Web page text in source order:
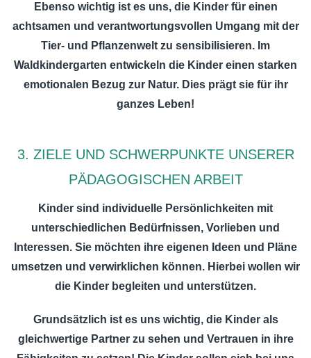
Ebenso wichtig ist es uns, die Kinder für einen
achtsamen und verantwortungsvollen Umgang mit der
Tier- und Pflanzenwelt zu sensibilisieren. Im
Waldkindergarten entwickeln die Kinder einen starken
emotionalen Bezug zur Natur. Dies prägt sie für ihr
ganzes Leben!
3. ZIELE UND SCHWERPUNKTE UNSERER
PÄDAGOGISCHEN ARBEIT
Kinder sind individuelle Persönlichkeiten mit
unterschiedlichen Bedürfnissen, Vorlieben und
Interessen. Sie möchten ihre eigenen Ideen und Pläne
umsetzen und verwirklichen können. Hierbei wollen wir
die Kinder begleiten und unterstützen.
Grundsätzlich ist es uns wichtig, die Kinder als
gleichwertige Partner zu sehen und Vertrauen in ihre